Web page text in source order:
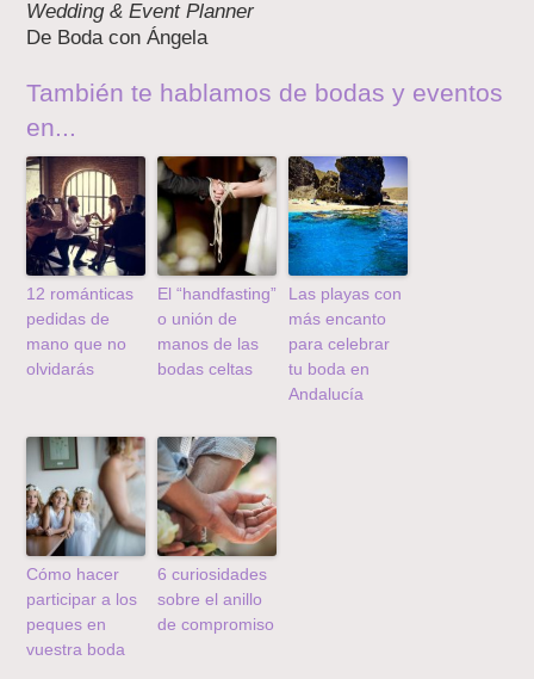
Wedding & Event Planner
De Boda con Ángela
También te hablamos de bodas y eventos
en...
12 románticas
pedidas de
mano que no
olvidarás
El “handfasting”
o unión de
manos de las
bodas celtas
Las playas con
más encanto
para celebrar
tu boda en
Andalucía
Cómo hacer
participar a los
peques en
vuestra boda
6 curiosidades
sobre el anillo
de compromiso